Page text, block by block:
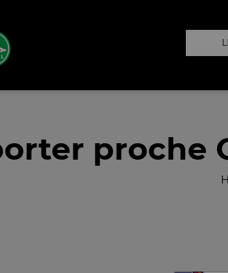
proche